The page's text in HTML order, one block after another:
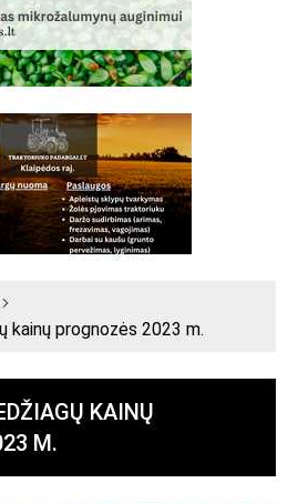
kainų prognozės 2023 m.
KAINŲ
M.